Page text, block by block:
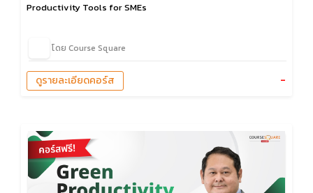
Productivity Tools for SMEs
โดย Course Square
-
ดูรายละเอียดคอร์ส